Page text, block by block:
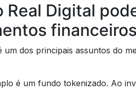
Real Digital
um dos principais assuntos do
é um fundo tokenizado. Ao